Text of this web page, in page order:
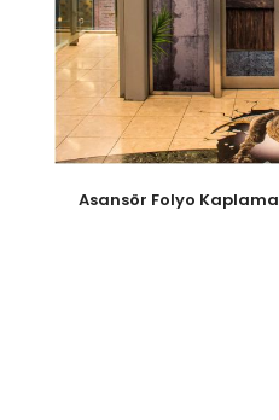
Asansör Folyo Kaplama